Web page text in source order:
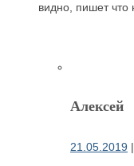
видно, пишет что
Алексей
21.05.2019 |